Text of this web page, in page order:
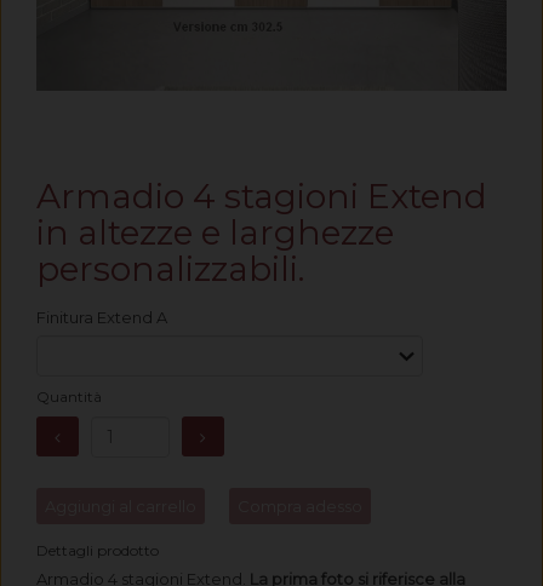
Armadio 4 stagioni Extend
in altezze e larghezze
personalizzabili.
Finitura Extend A
Quantità
Dettagli prodotto
Armadio 4 stagioni Extend. La prima foto si riferisce alla